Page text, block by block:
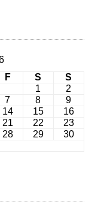
F S
S
1
2
7 8
9
14 15
16
21 22
23
28 29
30